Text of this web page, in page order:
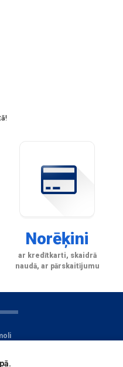
Norēķini
ar kredītkarti, skaidrā
naudā, ar pārskaitījumu